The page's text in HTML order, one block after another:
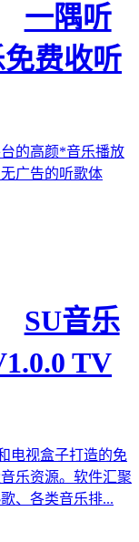
一隅听
费收听
的高颜*音乐播放
广告的听歌体
SU音乐
TV
电视盒子打造的免
乐资源。软件汇聚
、各类音乐排...